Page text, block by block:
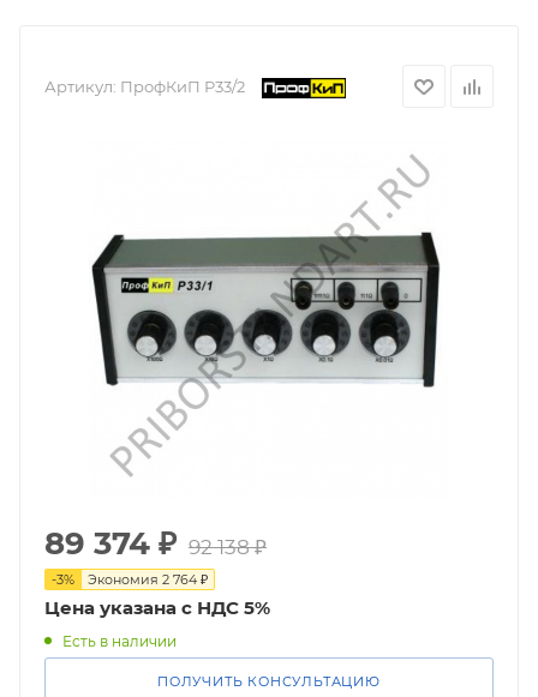
Артикул: ПрофКиП Р33/2
89 374 ₽ 92 138₽
-3% Экономия 2 764 ₽
Цена указана с НДС 5%
Есть в наличии
ПОЛУЧИТЬ КОНСУЛЬТАЦИЮ